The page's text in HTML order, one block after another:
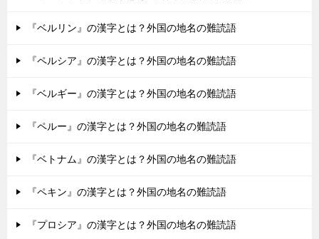
『ベルリン』の漢字とは？外国の地名の難読語
『ペルシア』の漢字とは？外国の地名の難読語
『ベルギー』の漢字とは？外国の地名の難読語
『ペルー』の漢字とは？外国の地名の難読語
『ベトナム』の漢字とは？外国の地名の難読語
『ペキン』の漢字とは？外国の地名の難読語
『プロシア』の漢字とは？外国の地名の難読語